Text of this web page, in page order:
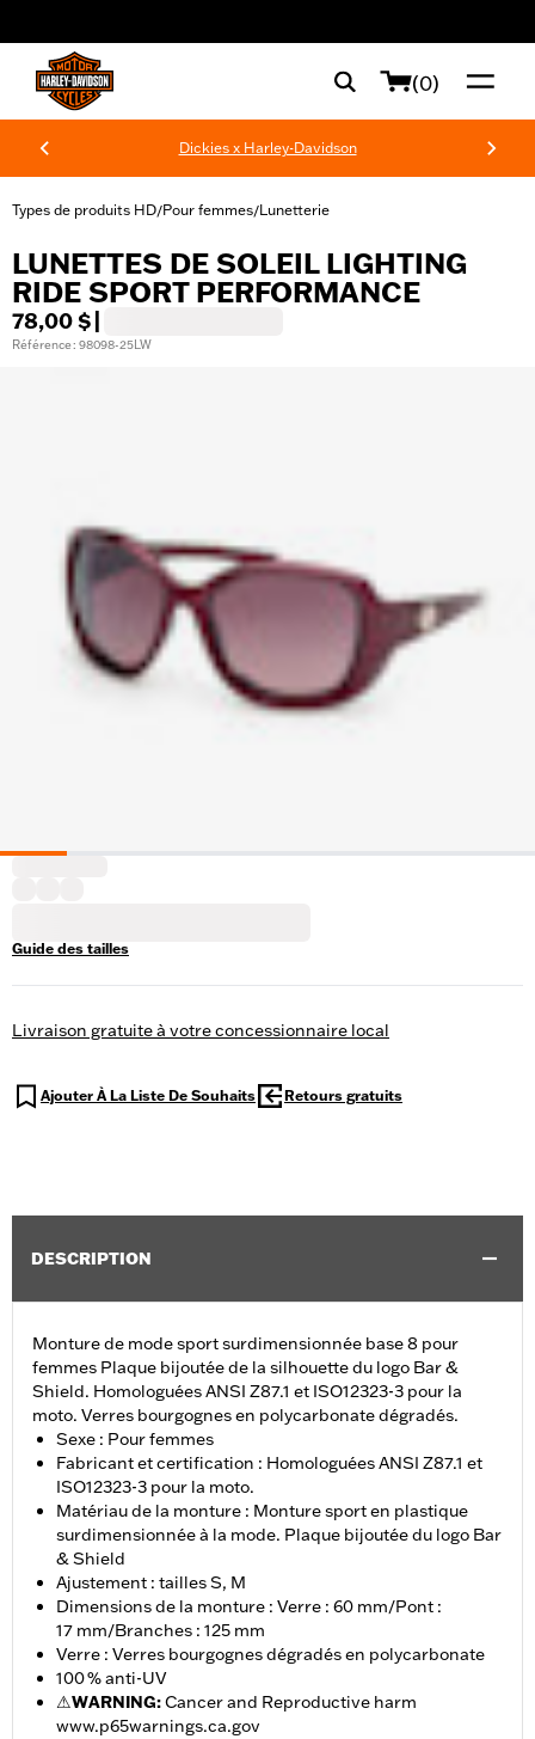
(0)
Dickies x Harley-Davidson
Types de produits HD/Pour femmes/Lunetterie
LUNETTES DE SOLEIL LIGHTING
RIDE SPORT PERFORMANCE
78,00 $
Référence : 98098-25LW
Guide des tailles
Livraison gratuite à votre concessionnaire local
Ajouter À La Liste De Souhaits Retours gratuits
DESCRIPTION
Monture de mode sport surdimensionnée base 8 pour
femmes Plaque bijoutée de la silhouette du logo Bar &
Shield. Homologuées ANSI Z87.1 et ISO12323-3 pour la
moto. Verres bourgognes en polycarbonate dégradés.
Sexe : Pour femmes
Fabricant et certification : Homologuées ANSI Z87.1 et
ISO12323-3 pour la moto.
Matériau de la monture : Monture sport en plastique
surdimensionnée à la mode. Plaque bijoutée du logo Bar
& Shield
Ajustement : tailles S, M
Dimensions de la monture : Verre : 60 mm/Pont :
17 mm/Branches : 125 mm
Verre : Verres bourgognes dégradés en polycarbonate
100 % anti-UV
⚠WARNING:Cancer and Reproductive harm
www.p65warnings.ca.gov